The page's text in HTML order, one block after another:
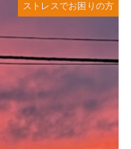
ストレスでお困りの方